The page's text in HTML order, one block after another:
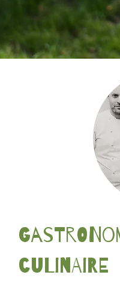
culinaire